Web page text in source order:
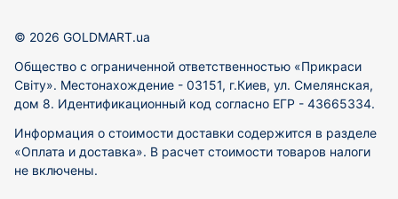
© 2026 GOLDMART.ua
Общество с ограниченной ответственностью «Прикраси
Світу». Местонахождение - 03151, г.Киев, ул. Смелянская,
дом 8. Идентификационный код согласно ЕГР - 43665334.
Информация о стоимости доставки содержится в разделе
«Оплата и доставка». В расчет стоимости товаров налоги
не включены.